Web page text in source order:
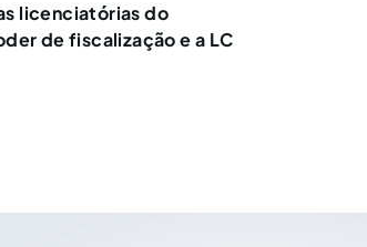
licenciatórias do
de fiscalização e a LC